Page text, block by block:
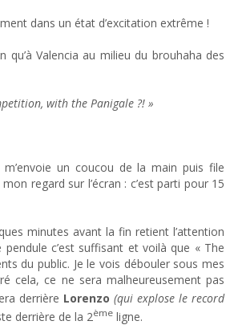
dans un état d’excitation extrême !
Valencia au milieu du brouhaha des
with the Panigale ?! »
m’envoie un coucou de la main puis file
regard sur l’écran : c’est parti pour 15
minutes avant la fin retient l’attention
c’est suffisant et voilà que « The
du public. Je le vois débouler sous mes
cela, ce ne sera malheureusement pas
derrière Lorenzo(qui explose le record
derrière de la 2ème ligne.